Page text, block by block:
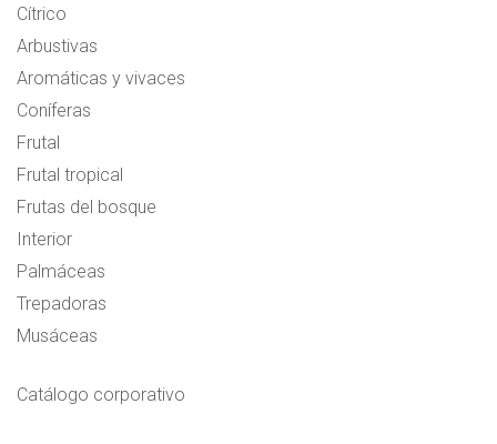
Cítrico
Arbustivas
Aromáticas y vivaces
Coníferas
Frutal
Frutal tropical
Frutas del bosque
Interior
Palmáceas
Trepadoras
Musáceas
Catálogo corporativo